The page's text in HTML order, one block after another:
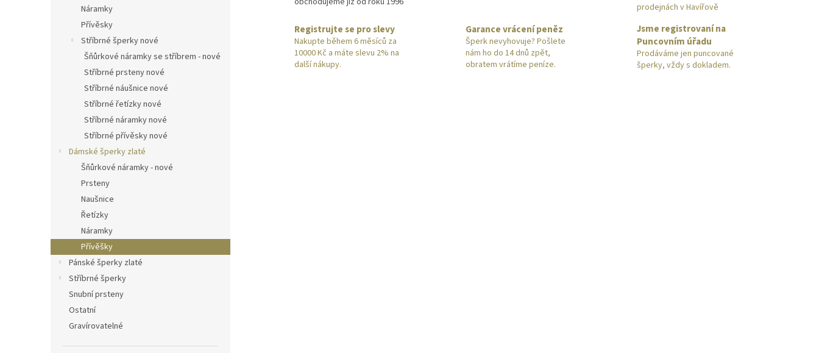
Náramky
Přívěsky
Stříbrné šperky nové
Šňůrkové náramky se stříbrem - nové
Stříbrné prsteny nové
Stříbrné náušnice nové
Stříbrné řetízky nové
Stříbrné náramky nové
Stříbrné přívěsky nové
Dámské šperky zlaté
Šňůrkové náramky - nové
Prsteny
Naušnice
Řetízky
Náramky
Přívěšky
Pánské šperky zlaté
Stříbrné šperky
Snubní prsteny
Ostatní
Gravírovatelné
prodejnách v Havířově
Registrujte se pro slevy
Nakupte během 6 měsíců za
10000 Kč a máte slevu 2% na
další nákupy.
Garance vrácení peněz
Šperk nevyhovuje? Pošlete
nám ho do 14 dnů zpět,
obratem vrátíme peníze.
Jsme registrovaní na
Puncovním úřadu
Prodáváme jen puncované
šperky, vždy s dokladem.